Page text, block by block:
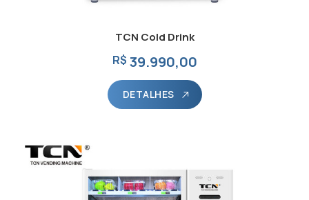
TCN Cold Drink
R$ 39.990,00
DETALHES